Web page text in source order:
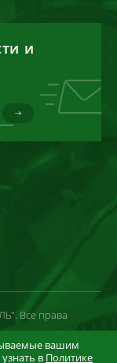
и
Все права
вашим
в Политике